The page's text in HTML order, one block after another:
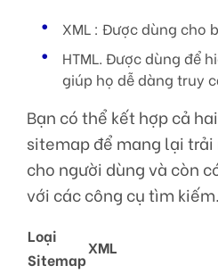
XML : Được dùng cho
HTML. Được dùng để
giúp họ dễ dàng truy
Bạn có thể kết hợp cả
sitemap để mang lại
cho người dùng và còn
với các công cụ tìm kiếm.
Loại
Sitemap
XML